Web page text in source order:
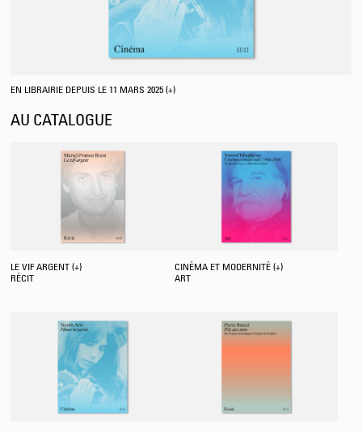
EN LIBRAIRIE DEPUIS LE 11 MARS 2025 (+)
AU CATALOGUE
LE VIF ARGENT (+)
RÉCIT
CINÉMA ET MODERNITÉ (+)
ART